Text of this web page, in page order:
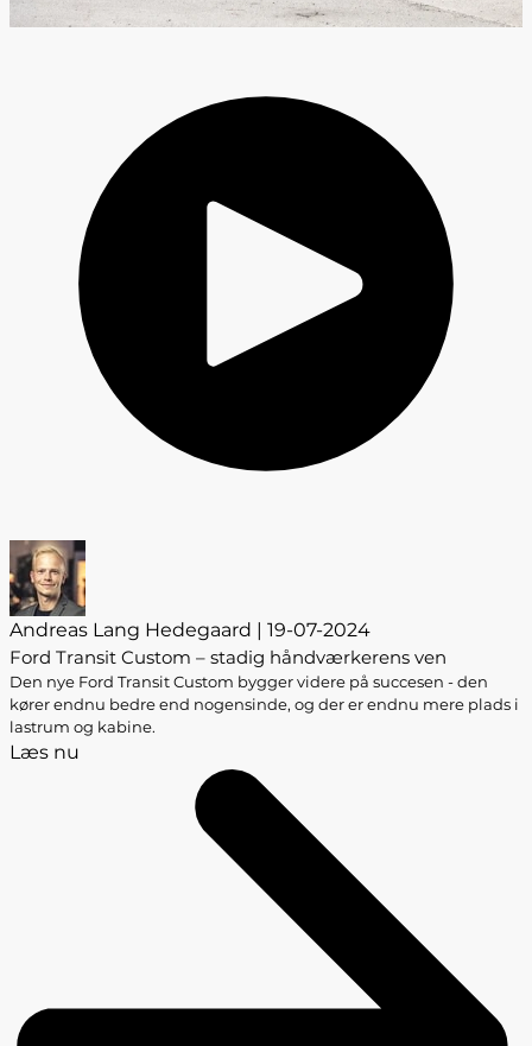
Andreas Lang Hedegaard | 19-07-2024
Ford Transit Custom – stadig håndværkerens ven
Den nye Ford Transit Custom bygger videre på succesen - den
kører endnu bedre end nogensinde, og der er endnu mere plads i
lastrum og kabine.
Læs nu